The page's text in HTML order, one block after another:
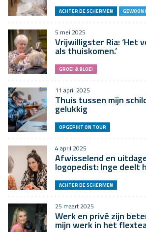
ACHTER DE SCHERMEN GEWOON
5 mei 2025
Vrijwilligster Ria: ‘Het
als thuiskomen.’
GROEI & BLOEI
11 april 2025
Thuis tussen mijn
gelukkig
OPGEPIKT ON TOUR
4 april 2025
Afwisselend en
logopedist: Inge deelt
ACHTER DE SCHERMEN
25 maart 2025
Werk en privé zijn
mijn werk in het